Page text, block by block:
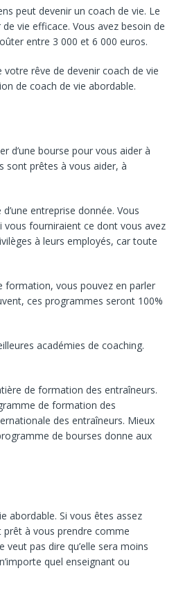
peut devenir un coach de vie. Le
vie efficace. Vous avez besoin de
entre 3 000 et 6 000 euros.
votre rêve de devenir coach de vie
de coach de vie abordable.
d’une bourse pour vous aider à
sont prêtes à vous aider, à
entreprise donnée. Vous
vous fourniraient ce dont vous avez
à leurs employés, car toute
formation, vous pouvez en parler
ces programmes seront 100%
académies de coaching.
de formation des entraîneurs.
de formation des
des entraîneurs. Mieux
de bourses donne aux
abordable. Si vous êtes assez
prêt à vous prendre comme
pas dire qu’elle sera moins
quel enseignant ou